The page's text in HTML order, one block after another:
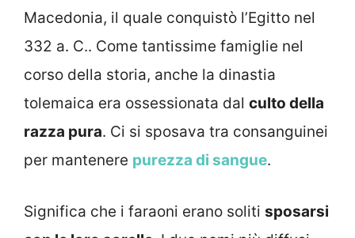
Macedonia, il quale conquistò l’Egitto nel
332 a. C.. Come tantissime famiglie nel
corso della storia, anche la dinastia
tolemaica era ossessionata dal culto della
razza pura. Ci si sposava tra consanguinei
per mantenere purezza di sangue.
Significa che i faraoni erano soliti sposarsi